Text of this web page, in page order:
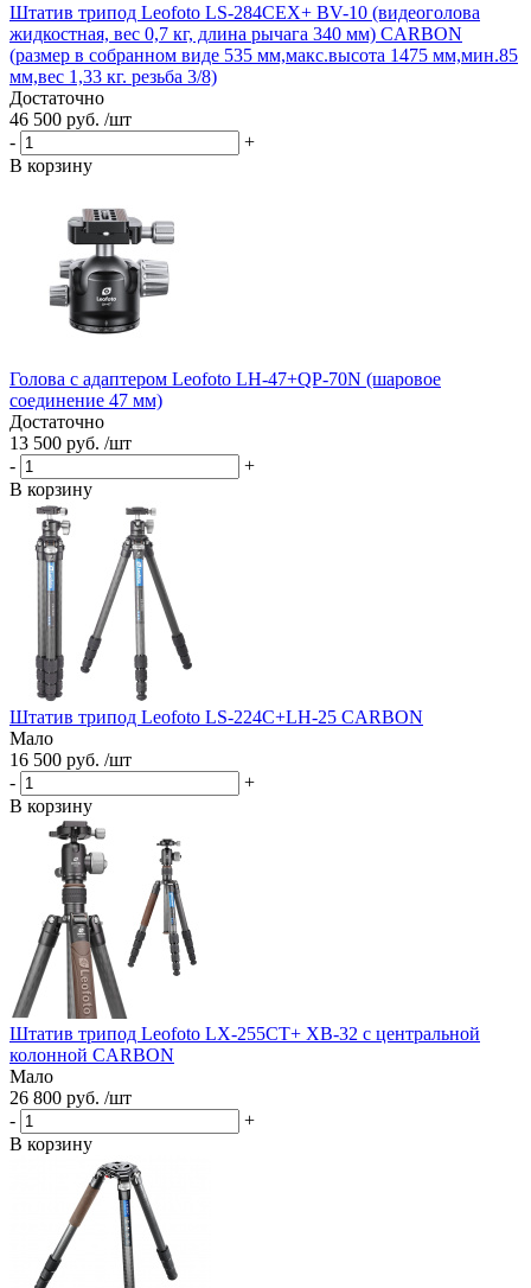
Штатив трипод Leofoto LS-284CEX+ BV-10 (видеоголова
жидкостная, вес 0,7 кг, длина рычага 340 мм) CARBON
(размер в собранном виде 535 мм,макс.высота 1475 мм,мин.85
мм,вес 1,33 кг. резьба 3/8)
Достаточно
46 500 руб. /шт
-
+
В корзину
Голова с адаптером Leofoto LH-47+QP-70N (шаровое
соединение 47 мм)
Достаточно
13 500 руб. /шт
-
+
В корзину
Штатив трипод Leofoto LS-224C+LH-25 CARBON
Мало
16 500 руб. /шт
-
+
В корзину
Штатив трипод Leofoto LX-255CT+ XB-32 с центральной
колонной CARBON
Мало
26 800 руб. /шт
-
+
В корзину